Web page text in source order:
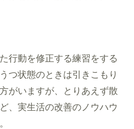
行動を修正する練習をする
つ状態のときは引きこもり
がいますが、とりあえず散
、実生活の改善のノウハウ